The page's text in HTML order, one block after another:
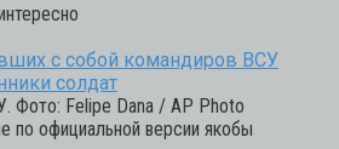
с собой командиров ВСУ
солдат
Фото: Felipe Dana / AP Photo
официальной версии якобы